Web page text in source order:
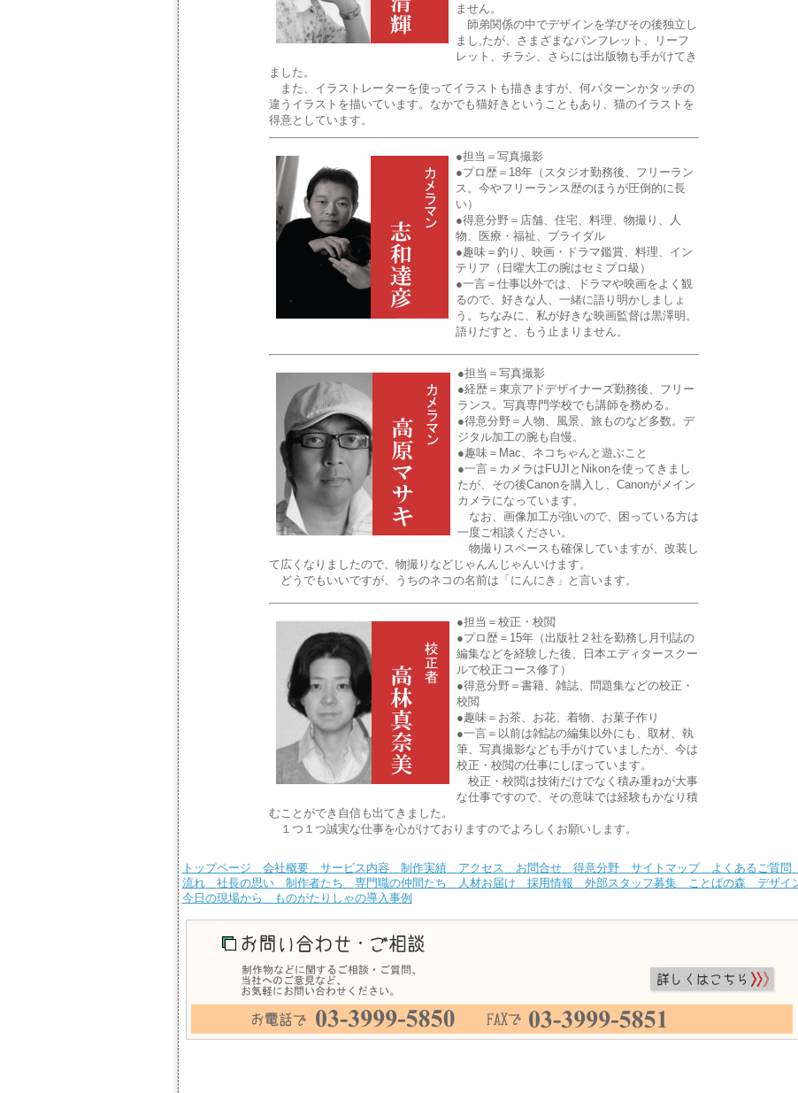
ません。
師弟関係の中でデザインを学びその後独立し
まし,たが、さまざまなパンフレット、リーフ
レット、チラシ、さらには出版物も手がけてき
ました。
また、イラストレーターを使ってイラストも描きますが、何パターンかタッチの
違うイラストを描いています。なかでも猫好きということもあり、猫のイラストを
得意としています。
●担当＝写真撮影
●プロ歴＝18年（スタジオ勤務後、フリーラン
ス。今やフリーランス歴のほうが圧倒的に長
い）
●得意分野＝店舗、住宅、料理、物撮り、人
物、医療・福祉、ブライダル
●趣味＝釣り、映画・ドラマ鑑賞、料理、イン
テリア（日曜大工の腕はセミプロ級）
●一言＝仕事以外では、ドラマや映画をよく観
るので、好きな人、一緒に語り明かしましょ
う。ちなみに、私が好きな映画監督は黒澤明。
語りだすと、もう止まりません。
●担当＝写真撮影
●経歴＝東京アドデザイナーズ勤務後、フリー
ランス。写真専門学校でも講師を務める。
●得意分野＝人物、風景、旅ものなど多数。デ
ジタル加工の腕も自慢。
●趣味＝Mac、ネコちゃんと遊ぶこと
●一言＝カメラはFUJIとNikonを使ってきまし
たが、その後Canonを購入し、Canonがメイン
カメラになっています。
なお、画像加工が強いので、困っている方は
一度ご相談ください。
物撮りスペースも確保していますが、改装し
て広くなりましたので、物撮りなどじゃんんじゃんいけます。
どうでもいいですが、うちのネコの名前は「にんにき」と言います。
●担当＝校正・校閲
●プロ歴＝15年（出版社２社を勤務し月刊誌の
編集などを経験した後、日本エディタースクー
ルで校正コース修了）
●得意分野＝書籍、雑誌、問題集などの校正・
校閲
●趣味＝お茶、お花、着物、お菓子作り
●一言＝以前は雑誌の編集以外にも、取材、執
筆、写真撮影なども手がけていましたが、今は
校正・校閲の仕事にしぼっています。
校正・校閲は技術だけでなく積み重ねが大事
な仕事ですので、その意味では経験もかなり積
むことができ自信も出てきました。
１つ１つ誠実な仕事を心がけておりますのでよろしくお願いします。
トップページ 会社概要 サービス内容 制作実績 アクセス お問合せ 得意分野 サイトマップ よくあるご質問
流れ
社長の思い 制作者たち 専門職の仲間たち 人材お届け 採用情報 外部スタッフ募集 ことばの森
デザイ
今日の現場から
ものがたりしゃの導入事例